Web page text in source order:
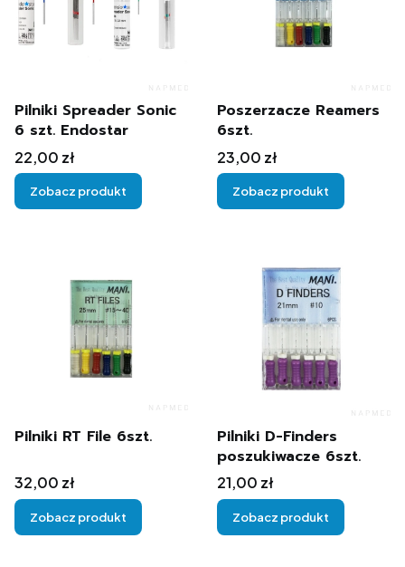
Pilniki Spreader Sonic
6 szt. Endostar
Cena
22,00 zł
Zobacz produkt
Poszerzacze Reamers
6szt.
Cena
23,00 zł
Zobacz produkt
Pilniki RT File 6szt.
Cena
32,00 zł
Zobacz produkt
Pilniki D-Finders
poszukiwacze 6szt.
Cena
21,00 zł
Zobacz produkt